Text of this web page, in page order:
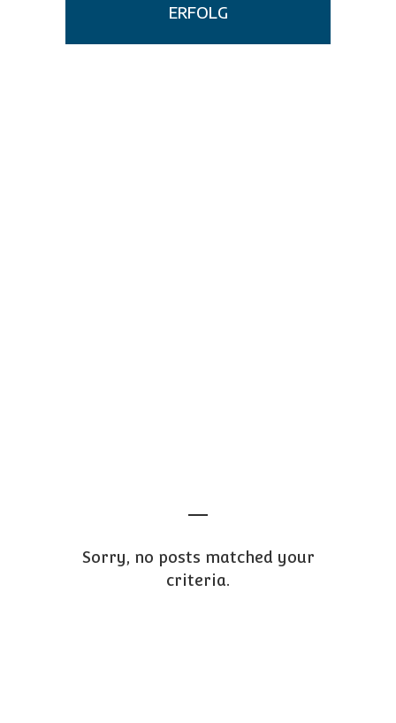
ERFOLG
Sorry, no posts matched your
criteria.